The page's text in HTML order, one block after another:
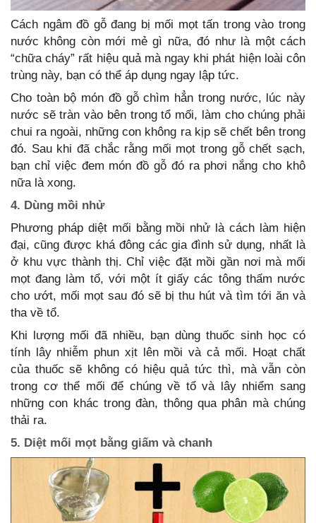
Cách ngâm đồ gỗ đang bị mối mọt tấn trong vào trong
nước không còn mới mẻ gì nữa, đó như là một cách
“chữa cháy” rất hiệu quả mà ngay khi phát hiện loài côn
trùng này, bạn có thể áp dụng ngay lập tức.
Cho toàn bộ món đồ gỗ chìm hẳn trong nước, lúc này
nước sẽ tràn vào bên trong tổ mối, làm cho chúng phải
chui ra ngoài, những con không ra kịp sẽ chết bên trong
đó. Sau khi đã chắc rằng mối mọt trong gỗ chết sạch,
bạn chỉ việc đem món đồ gỗ đó ra phơi nắng cho khô
nữa là xong.
4. Dùng mồi nhử
Phương pháp diệt mối bằng mồi nhử là cách làm hiện
đại, cũng được khá đông các gia đình sử dụng, nhất là
ở khu vực thành thị. Chỉ việc đặt mồi gần nơi mà mối
mọt đang làm tổ, với một ít giấy các tông thấm nước
cho ướt, mối mọt sau đó sẽ bị thu hút và tìm tới ăn và
tha về tổ.
Khi lượng mối đã nhiều, bạn dùng thuốc sinh học có
tính lây nhiễm phun xịt lên mồi và cả mối. Hoạt chất
của thuốc sẽ không có hiệu quả tức thì, mà vẫn còn
trong cơ thể mối để chúng về tổ và lây nhiểm sang
những con khác trong đàn, thông qua phân mà chúng
thải ra.
5. Diệt mối mọt bằng giấm và chanh